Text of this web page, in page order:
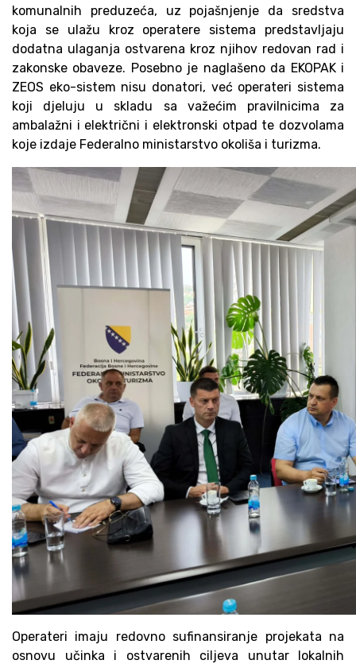
komunalnih preduzeća, uz pojašnjenje da sredstva
koja se ulažu kroz operatere sistema predstavljaju
dodatna ulaganja ostvarena kroz njihov redovan rad i
zakonske obaveze. Posebno je naglašeno da EKOPAK i
ZEOS eko-sistem nisu donatori, već operateri sistema
koji djeluju u skladu sa važećim pravilnicima za
ambalažni i električni i elektronski otpad te dozvolama
koje izdaje Federalno ministarstvo okoliša i turizma.
Operateri imaju redovno sufinansiranje projekata na
osnovu učinka i ostvarenih ciljeva unutar lokalnih